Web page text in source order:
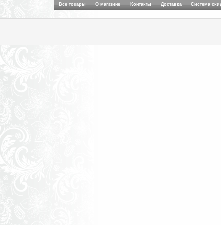
Все товары О магазине Контакты Доставка Система